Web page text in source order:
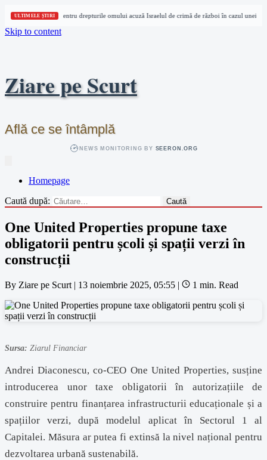
ULTIMELE ȘTIRI
Trei organizații pentru drepturile omului acuză Israelul de crimă de război în cazul unei
Skip to content
Ziare pe Scurt
Află ce se întâmplă
NEWS MONITORING BY SEERON.ORG
Homepage
Caută după:
One United Properties propune taxe
obligatorii pentru școli și spații verzi în
construcții
By Ziare pe Scurt | 13 noiembrie 2025, 05:55 | 1 min. Read
Sursa: Ziarul Financiar
Andrei Diaconescu, co-CEO One United Properties, susține
introducerea unor taxe obligatorii în autorizațiile de
construire pentru finanțarea infrastructurii educaționale și a
spațiilor verzi, după modelul aplicat în Sectorul 1 al
Capitalei. Măsura ar putea fi extinsă la nivel național pentru
dezvoltarea urbană sustenabilă.